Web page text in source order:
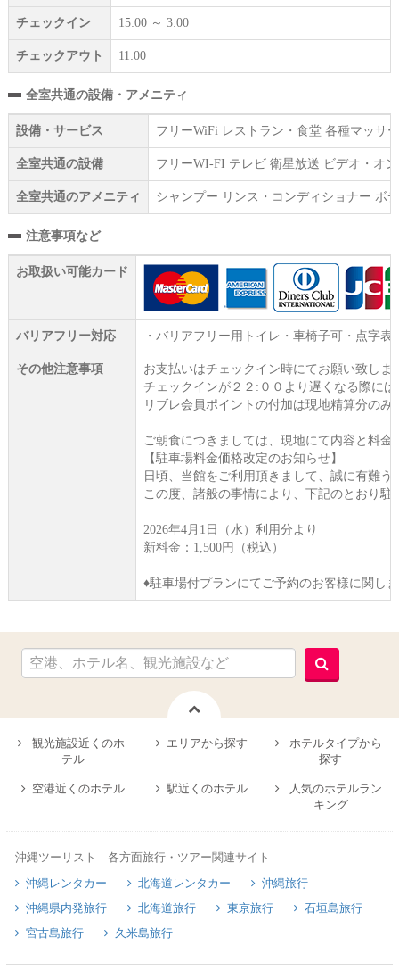
チェックイン 15:00 ～ 3:00
チェックアウト 11:00
全室共通の設備・アメニティ
設備・サービス フリーWiFi レストラン・食堂 各種マッサ
全室共通の設備 フリーWI‐FI テレビ 衛星放送 ビデオ・オ
全室共通のアメニティ シャンプー リンス・コンディショナー ボ
注意事項など
お取扱い可能カード
バリアフリー対応 ・バリアフリー用トイレ・車椅子可・点字表
その他注意事項
お支払いはチェックイン時にてお願い致しま
チェックインが２２:００より遅くなる際に
リブレ会員ポイントの付加は現地精算分の
ご朝食につきましては、現地にて内容と料
【駐車場料金価格改定のお知らせ】
日頃、当館をご利用頂きまして、誠に有難う
この度、諸般の事情により、下記のとおり
2026年4月1日（水）利用分より
新料金：1,500円（税込）
♦駐車場付プランにてご予約のお客様に関し
観光施設近くのホ
テル
エリアから探す
ホテルタイプから
探す
空港近くのホテル 駅近くのホテル
人気のホテルラン
キング
沖縄ツーリスト 各方面旅行・ツアー関連サイト
沖縄レンタカー
北海道レンタカー
沖縄旅行
沖縄県内発旅行
北海道旅行 東京旅行
石垣島旅行
宮古島旅行
久米島旅行